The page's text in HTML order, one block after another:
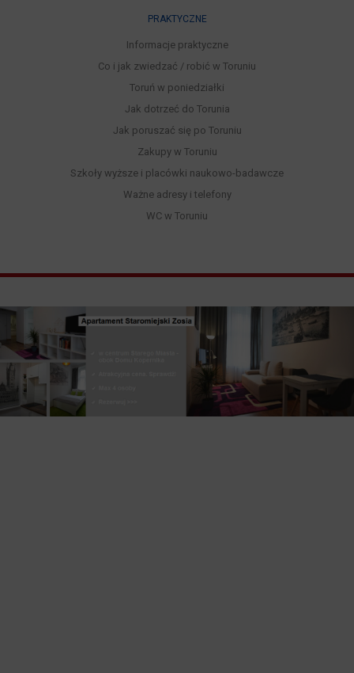
PRAKTYCZNE
Informacje praktyczne
Co i jak zwiedzać / robić w Toruniu
Toruń w poniedziałki
Jak dotrzeć do Torunia
Jak poruszać się po Toruniu
Zakupy w Toruniu
Szkoły wyższe i placówki naukowo-badawcze
Ważne adresy i telefony
WC w Toruniu